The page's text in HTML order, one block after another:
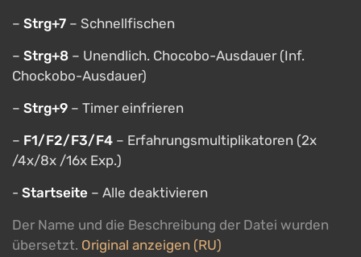
– Strg+7 – Schnellfischen
– Strg+8 – Unendlich. Chocobo-Ausdauer (Inf.
Chockobo-Ausdauer)
– Strg+9 – Timer einfrieren
– F1/F2/F3/F4 – Erfahrungsmultiplikatoren (2x
/4x/8x /16x Exp.)
- Startseite – Alle deaktivieren
Der Name und die Beschreibung der Datei wurden
übersetzt. Original anzeigen (RU)